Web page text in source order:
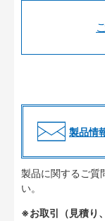
製品情
製品に関するご質
い。
※お取引（見積り